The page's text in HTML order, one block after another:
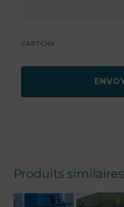
CAPTCHA
Produits similaires